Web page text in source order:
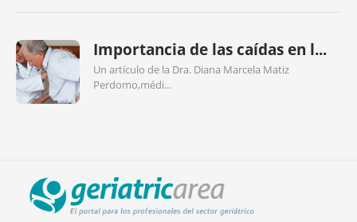
Importancia de las caídas en l...
Un artículo de la Dra. Diana Marcela Matiz
Perdomo,médi...